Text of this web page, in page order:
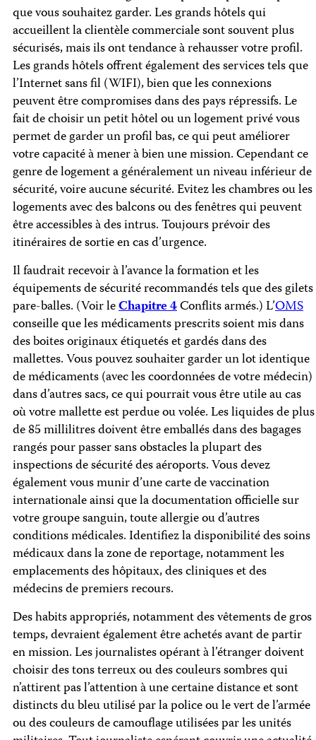
que vous souhaitez garder. Les grands hôtels qui
accueillent la clientèle commerciale sont souvent plus
sécurisés, mais ils ont tendance à rehausser votre profil.
Les grands hôtels offrent également des services tels que
l’Internet sans fil (WIFI), bien que les connexions
peuvent être compromises dans des pays répressifs. Le
fait de choisir un petit hôtel ou un logement privé vous
permet de garder un profil bas, ce qui peut améliorer
votre capacité à mener à bien une mission. Cependant ce
genre de logement a généralement un niveau inférieur de
sécurité, voire aucune sécurité. Evitez les chambres ou les
logements avec des balcons ou des fenêtres qui peuvent
être accessibles à des intrus. Toujours prévoir des
itinéraires de sortie en cas d’urgence.
Il faudrait recevoir à l’avance la formation et les
équipements de sécurité recommandés tels que des gilets
pare-balles. (Voir leChapitre 4Conflits armés.) L’OMS
conseille que les médicaments prescrits soient mis dans
des boites originaux étiquetés et gardés dans des
mallettes. Vous pouvez souhaiter garder un lot identique
de médicaments (avec les coordonnées de votre médecin)
dans d’autres sacs, ce qui pourrait vous être utile au cas
où votre mallette est perdue ou volée. Les liquides de plus
de 85 millilitres doivent être emballés dans des bagages
rangés pour passer sans obstacles la plupart des
inspections de sécurité des aéroports. Vous devez
également vous munir d’une carte de vaccination
internationale ainsi que la documentation officielle sur
votre groupe sanguin, toute allergie ou d’autres
conditions médicales. Identifiez la disponibilité des soins
médicaux dans la zone de reportage, notamment les
emplacements des hôpitaux, des cliniques et des
médecins de premiers recours.
Des habits appropriés, notamment des vêtements de gros
temps, devraient également être achetés avant de partir
en mission. Les journalistes opérant à l’étranger doivent
choisir des tons terreux ou des couleurs sombres qui
n’attirent pas l’attention à une certaine distance et sont
distincts du bleu utilisé par la police ou le vert de l’armée
ou des couleurs de camouflage utilisées par les unités